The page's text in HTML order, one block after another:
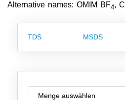
Alternative names: OMIM BF4, C
TDS MSDS